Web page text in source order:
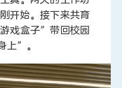
开始。接下来共育
戏盒子”带回校园
上”。